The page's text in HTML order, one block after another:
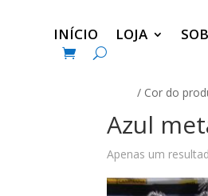
INÍCIO LOJA
/ Cor do
Azul
Apenas um